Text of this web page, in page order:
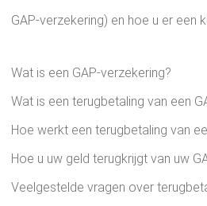
GAP-verzekering) en hoe u er een
Wat is een GAP-verzekering?
Wat is een terugbetaling van een
Hoe werkt een terugbetaling van
Hoe u uw geld terugkrijgt van uw
Veelgestelde vragen over